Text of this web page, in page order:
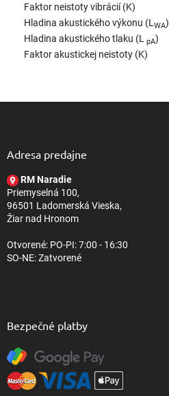
Faktor neistoty vibrácií (K)
Hladina akustického výkonu (L WA)
Hladina akustického tlaku (L
pA)
Faktor akustickej neistoty (K)
Adresa predajne
RM Naradie
Priemyselná 100,
96501 Ladomerská Vieska,
Žiar nad Hronom
Otvorené: PO-PI: 7:00 - 16:30
SO-NE: Zatvorené
Bezpečné platby